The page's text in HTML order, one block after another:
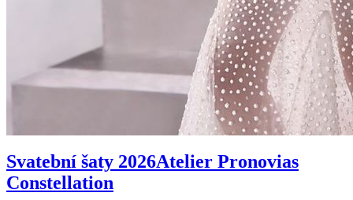
Svatební šaty 2026Atelier Pronovias
Constellation